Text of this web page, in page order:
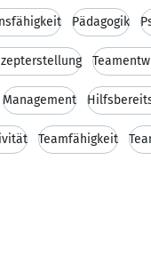
Pädagogik
Management
Teamfähigkeit